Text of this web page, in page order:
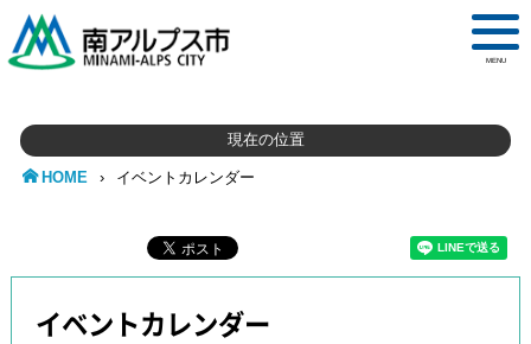
MENU
現在の位置
HOME › イベントカレンダー
イベントカレンダー